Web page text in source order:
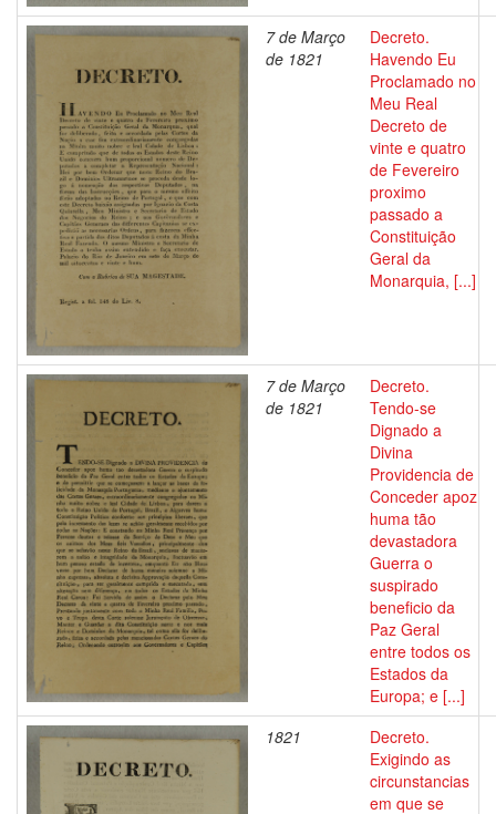
7 de Março
de 1821
Decreto.
Havendo Eu
Proclamado no
Meu Real
Decreto de
vinte e quatro
de Fevereiro
proximo
passado a
Constituição
Geral da
Monarquia, [...]
7 de Março
de 1821
Decreto.
Tendo-se
Dignado a
Divina
Providencia de
Conceder apoz
huma tão
devastadora
Guerra o
suspirado
beneficio da
Paz Geral
entre todos os
Estados da
Europa; e [...]
1821
Decreto.
Exigindo as
circunstancias
em que se